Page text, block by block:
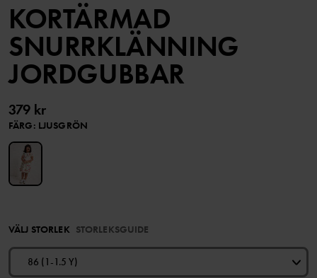
KORTÄRMAD
SNURRKLÄNNING
JORDGUBBAR
379 kr
FÄRG: LJUSGRÖN
VÄLJ STORLEK STORLEKSGUIDE
86 (1-1.5 Y)